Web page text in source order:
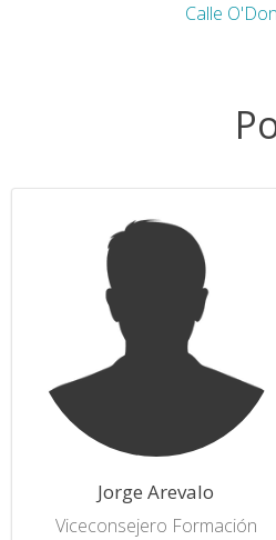
Calle
Jorge Arevalo
Viceconsejero Formación